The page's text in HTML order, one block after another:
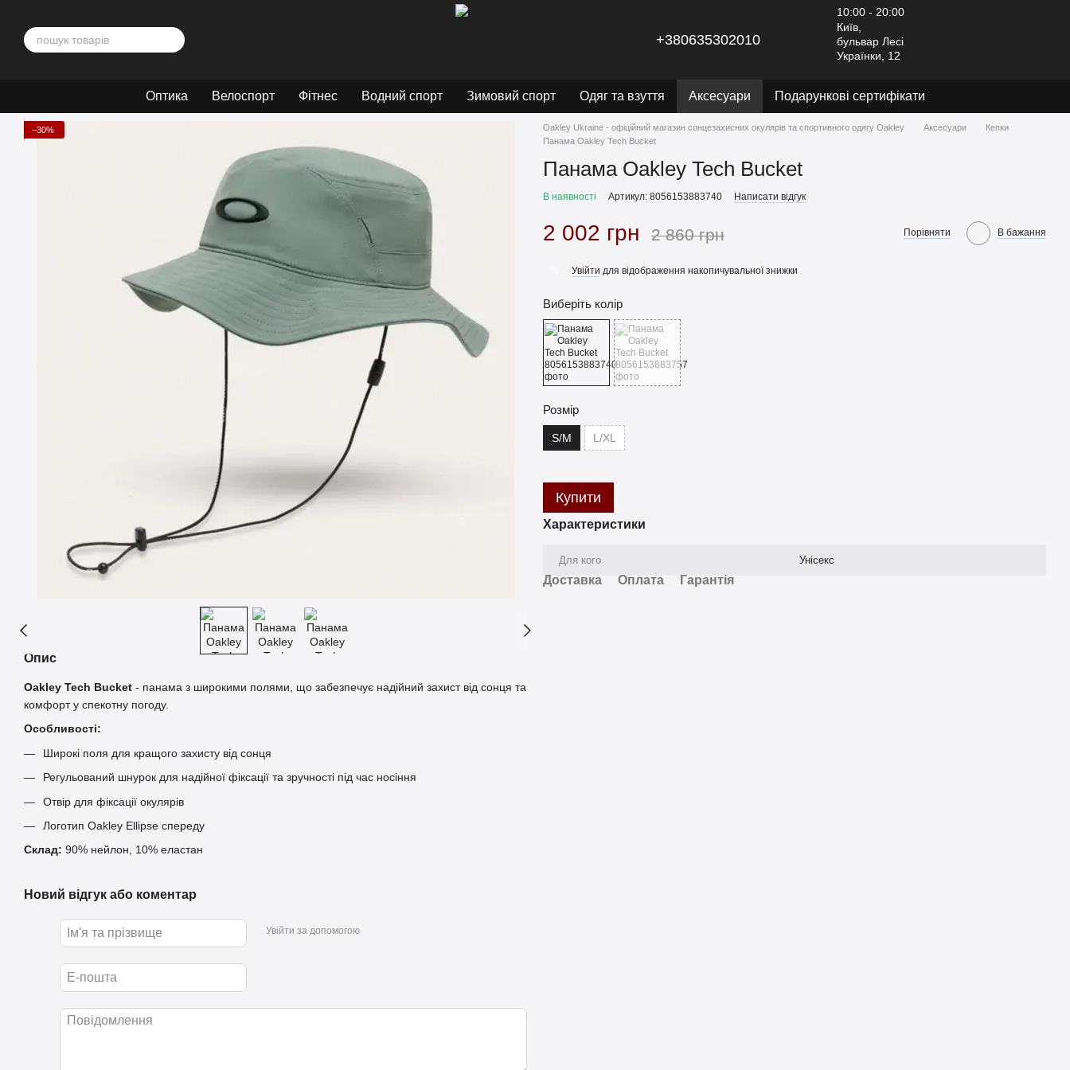
+380635302010
10:00 - 20:00
Київ,
бульвар Лесі
Українки, 12
Оптика Велоспорт Фітнес Водний спорт Зимовий спорт Одяг та взуття Аксесуари Подарункові сертифікати
−30%
Опис
Oakley Tech Bucket - панама з широкими полями, що забезпечує надійний захист від сонця та
комфорт у спекотну погоду.
Особливості:
Широкі поля для кращого захисту від сонця
Регульований шнурок для надійної фіксації та зручності під час носіння
Отвір для фіксації окулярів
Логотип Oakley Ellipse спереду
Склад: 90% нейлон, 10% еластан
Новий відгук або коментар
Увійти за допомогою
Oakley Ukraine - офіційний магазин сонцезахисних окулярів та спортивного одягу Oakley Аксесуари
Кепки
Панама Oakley Tech Bucket
Панама Oakley Tech Bucket
В наявності Артикул: 8056153883740 Написати відгук
2 002 грн 2 860 грн Порівняти В бажання
Увійти для відображення накопичувальної знижки
Виберіть колір
Розмір
S/M L/XL
Купити
Характеристики
Для кого Унісекс
Доставка Оплата Гарантія